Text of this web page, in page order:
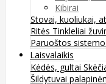
Kibirai
Stovai, kuoliukai,
Ritės Tinkleliai
Paruoštos
Laisvalaikis
Kėdės, gultai
Šildytuvai